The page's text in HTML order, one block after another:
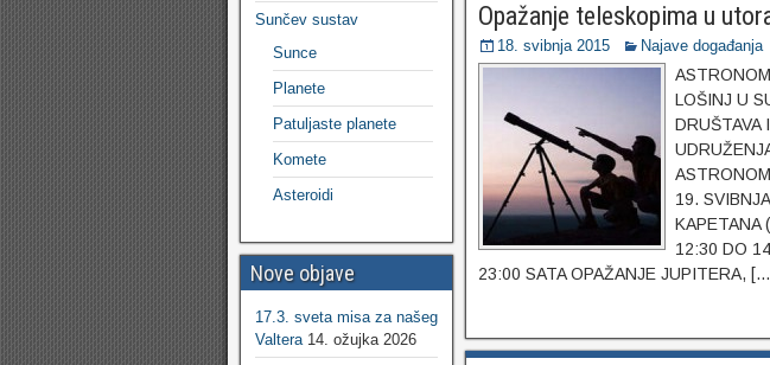
Opažanje teleskopima u
18. svibnja 2015 Najave događanja
LOŠINJ U
DRUŠTAVA
19.
KAPETANA
12:30 DO
23:00 SATA OPAŽANJE JUPITERA,
Sunčev sustav
Sunce
Planete
Patuljaste planete
Komete
Asteroidi
Nove objave
17.3. sveta misa za našeg
Valtera 14. ožujka 2026